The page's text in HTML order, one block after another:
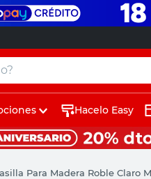
Hacelo Easy
Para Madera Roble Claro